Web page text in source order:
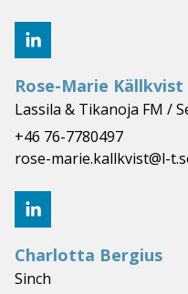
Rose-Marie Källkvist
Lassila & Tikanoja FM /
+46 76-7780497
rose-marie.kallkvist@l-
Charlotta Bergius
Sinch